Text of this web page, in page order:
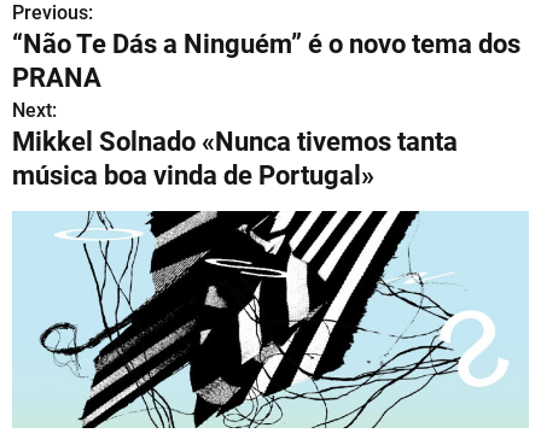
N
a
v
e
g
d
Previous:
“Não Te Dás a Ninguém” é o novo tema dos
PRANA
Next:
Mikkel Solnado «Nunca tivemos tanta
música boa vinda de Portugal»